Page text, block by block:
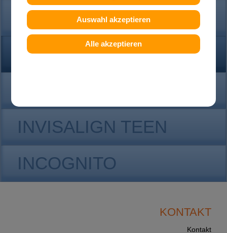
Auswahl akzeptieren
Alle akzeptieren
PRAXIS
KONTAKT
INVISALIGN TEEN
INCOGNITO
KONTAKT
Kontakt